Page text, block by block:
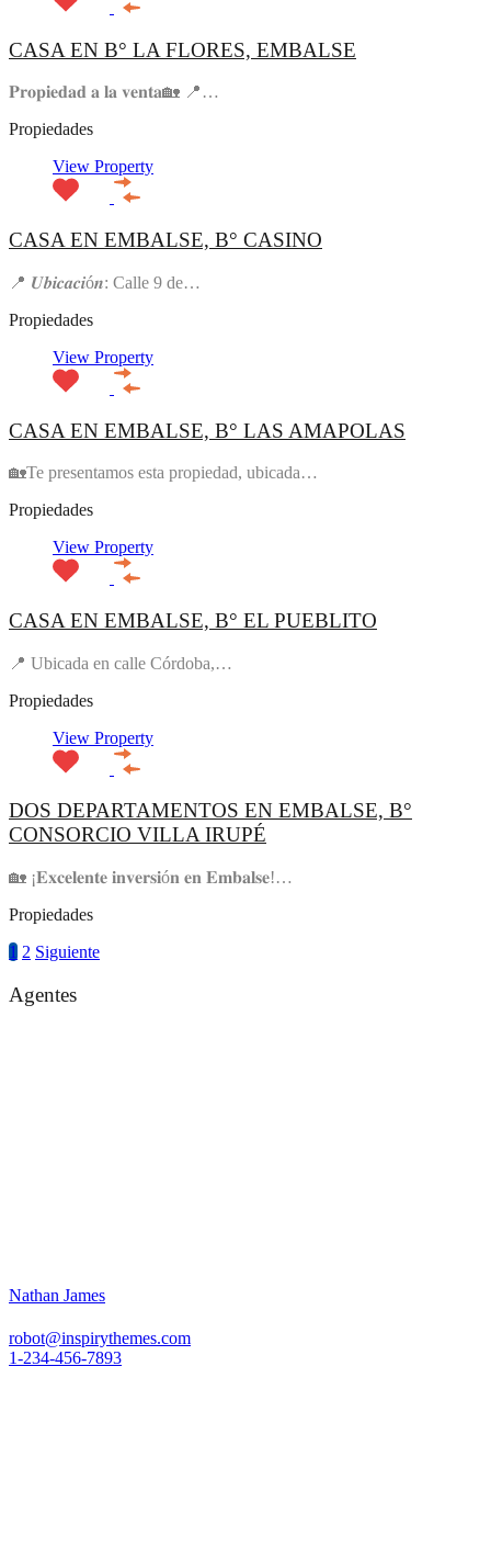
CASA EN B° LA FLORES, EMBALSE
𝐏𝐫𝐨𝐩𝐢𝐞𝐝𝐚𝐝 𝐚 𝐥𝐚 𝐯𝐞𝐧𝐭𝐚🏡 📍…
Propiedades
View Property
CASA EN EMBALSE, B° CASINO
📍 𝑼𝒃𝒊𝒄𝒂𝒄𝒊ó𝒏: Calle 9 de…
Propiedades
View Property
CASA EN EMBALSE, B° LAS AMAPOLAS
🏡Te presentamos esta propiedad, ubicada…
Propiedades
View Property
CASA EN EMBALSE, B° EL PUEBLITO
📍 Ubicada en calle Córdoba,…
Propiedades
View Property
DOS DEPARTAMENTOS EN EMBALSE, B°
CONSORCIO VILLA IRUPÉ
🏡 ¡𝐄𝐱𝐜𝐞𝐥𝐞𝐧𝐭𝐞 𝐢𝐧𝐯𝐞𝐫𝐬𝐢ó𝐧 𝐞𝐧 𝐄𝐦𝐛𝐚𝐥𝐬𝐞!…
Propiedades
1 2 Siguiente
Agentes
Nathan James
robot@inspirythemes.com
1-234-456-7893